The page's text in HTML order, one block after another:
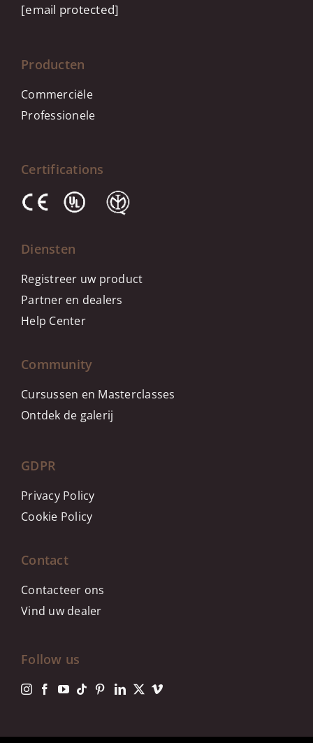
[email protected]
Producten
Commerciële
Professionele
Certifications
Diensten
Registreer uw product
Partner en dealers
Help Center
Community
Cursussen en Masterclasses
Ontdek de galerij
GDPR
Privacy Policy
Cookie Policy
Contact
Contacteer ons
Vind uw dealer
Follow us